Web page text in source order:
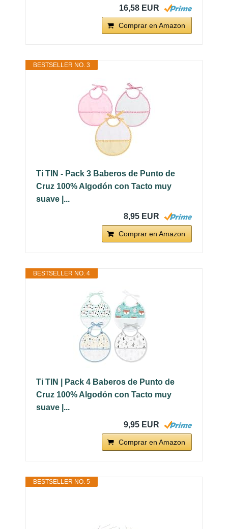
16,58 EUR
Comprar en Amazon
BESTSELLER NO. 3
Ti TIN - Pack 3 Baberos de Punto de
Cruz 100% Algodón con Tacto muy
suave |...
8,95 EUR
Comprar en Amazon
BESTSELLER NO. 4
Ti TIN | Pack 4 Baberos de Punto de
Cruz 100% Algodón con Tacto muy
suave |...
9,95 EUR
Comprar en Amazon
BESTSELLER NO. 5